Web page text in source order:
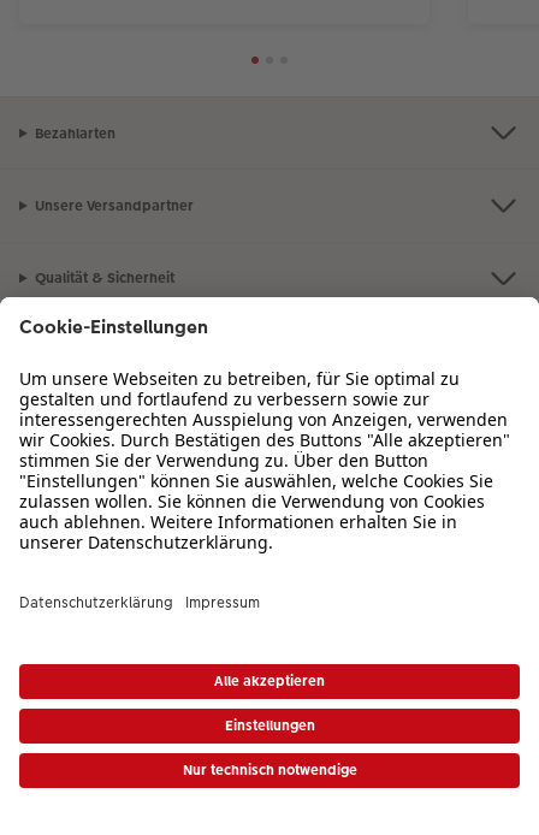
Bezahlarten
Unsere Versandpartner
Qualität & Sicherheit
CEWE Fotowelt
Sortiment
Bei Fragen zu Produkten oder der Bestellung können Sie uns gern anrufen:
Mo. bis So. von 08:00 – 22:00 Uhr
* Die UVP gelten inkl. MwSt. zzgl. Versandkosten (ggf. auch bei Filialabholung) gem.
Preisliste